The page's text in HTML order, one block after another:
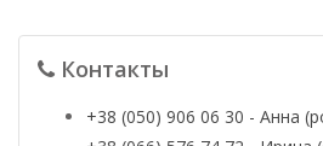
Контакты
+38 (050) 906 06 30 - Анна